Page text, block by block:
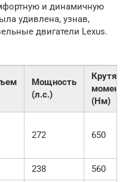
и динамичную
удивлена, узнав,
двигатели Lexus.
Мощность
(л.с.)
момент
(Нм)
272 650
238
560